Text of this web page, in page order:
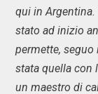
qui in Argentina.
stato ad inizio
permette, seguo
stata quella con
un maestro di